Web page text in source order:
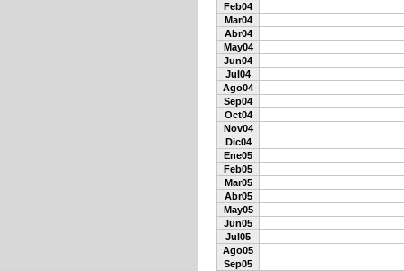
Feb04
Mar04
Abr04
May04
Jun04
Jul04
Ago04
Sep04
Oct04
Nov04
Dic04
Ene05
Feb05
Mar05
Abr05
May05
Jun05
Jul05
Ago05
Sep05